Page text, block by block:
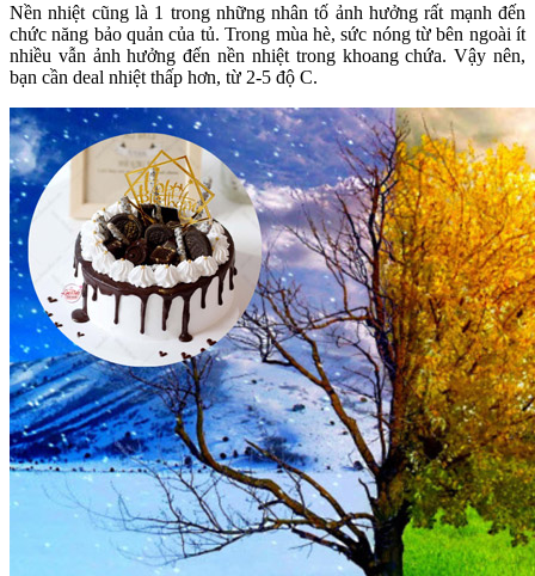
Nền nhiệt cũng là 1 trong những nhân tố ảnh hưởng rất mạnh đến
chức năng bảo quản của tủ. Trong mùa hè, sức nóng từ bên ngoài ít
nhiều vẫn ảnh hưởng đến nền nhiệt trong khoang chứa. Vậy nên,
bạn cần deal nhiệt thấp hơn, từ 2-5 độ C.